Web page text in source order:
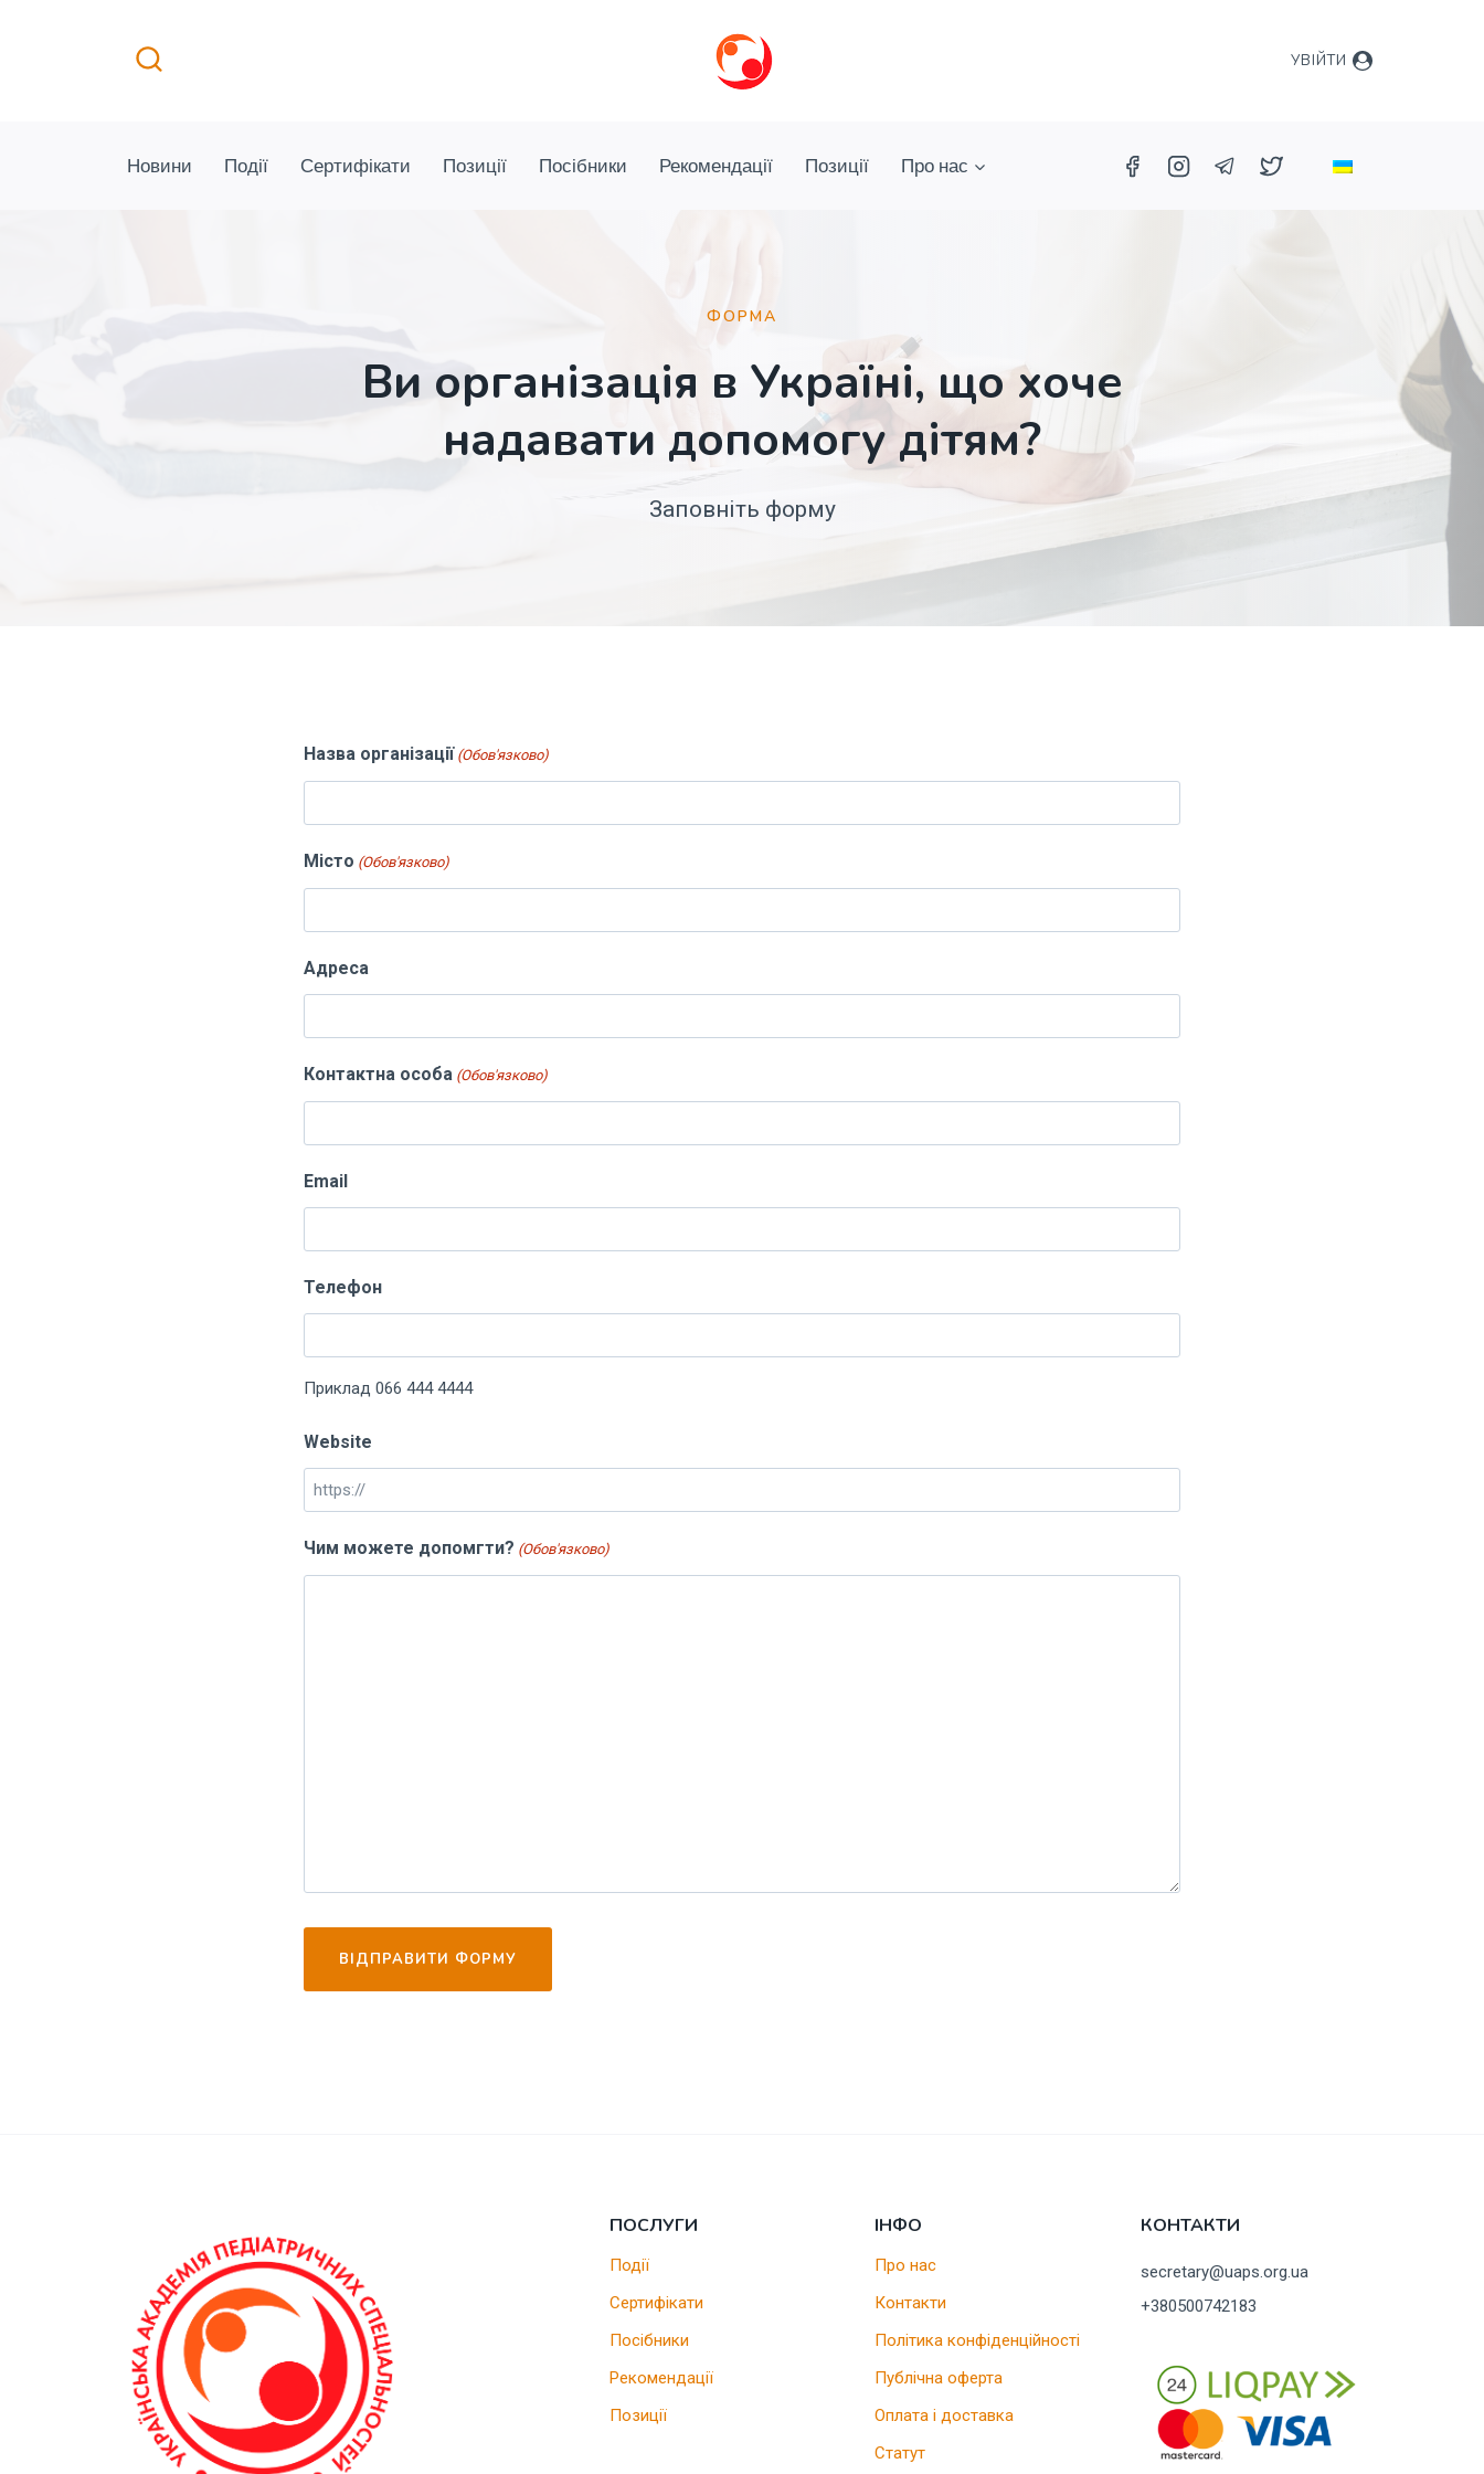
УВІЙТИ
Новини Події Сертифікати Позиції Посібники Рекомендації Позиції Про нас
ФОРМА
Ви організація в Україні, що хоче
надавати допомогу дітям?
Заповніть форму
Назва організації (Обов'язково)
Місто (Обов'язково)
Адреса
Контактна особа (Обов'язково)
Email
Телефон
Приклад 066 444 4444
Website
Чим можете допомгти? (Обов'язково)
ПОСЛУГИ
Події
Сертифікати
Посібники
Рекомендації
Позиції
ІНФО
Про нас
Контакти
Політика конфіденційності
Публічна оферта
Оплата і доставка
Статут
КОНТАКТИ
secretary@uaps.org.ua
+380500742183